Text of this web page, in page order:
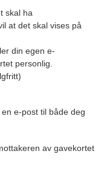
skal ha
at det skal vises på
din egen e-
personlig.
e-post til både deg
av gavekortet